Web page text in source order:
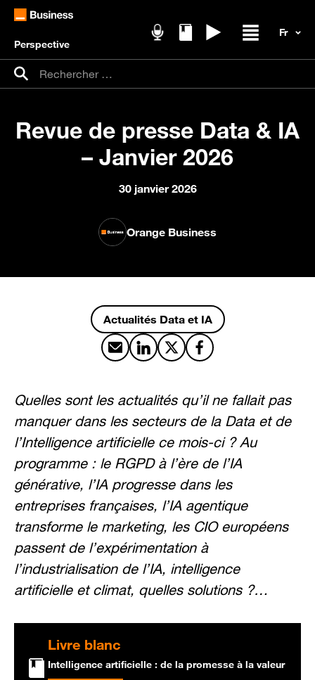
Perspective
Recherche pour :
Rechercher
Revue de presse Data & IA
– Janvier 2026
30 janvier 2026
Orange Business
Actualités Data et IA
Partager par email
Partager sur LinkedIn
Partager sur X
Partager sur Facebook
Quelles sont les actualités qu’il ne fallait pas
manquer dans les secteurs de la Data et de
l’Intelligence artificielle ce mois-ci ? Au
programme : le RGPD à l’ère de l’IA
générative, l’IA progresse dans les
entreprises françaises, l’IA agentique
transforme le marketing, les CIO européens
passent de l’expérimentation à
l’industrialisation de l’IA, intelligence
artificielle et climat, quelles solutions ?…
Livre blanc
Intelligence artificielle : de la promesse à la valeur